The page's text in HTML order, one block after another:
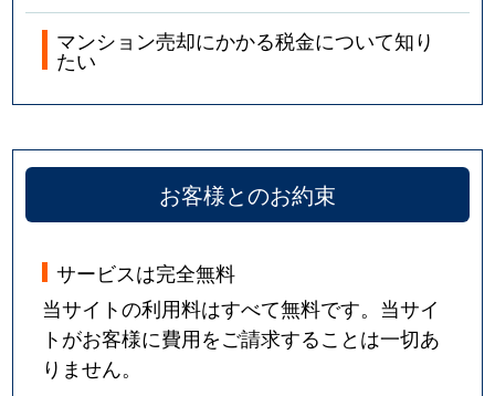
マンション売却にかかる税金について知り
たい
お客様とのお約束
サービスは完全無料
当サイトの利用料はすべて無料です。当サイ
トがお客様に費用をご請求することは一切あ
りません。